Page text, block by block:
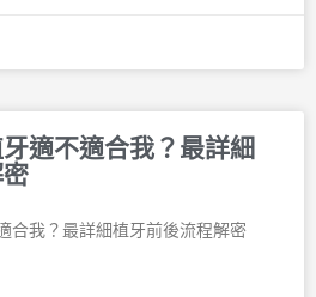
適不適合我？最詳細
合我？最詳細植牙前後流程解密